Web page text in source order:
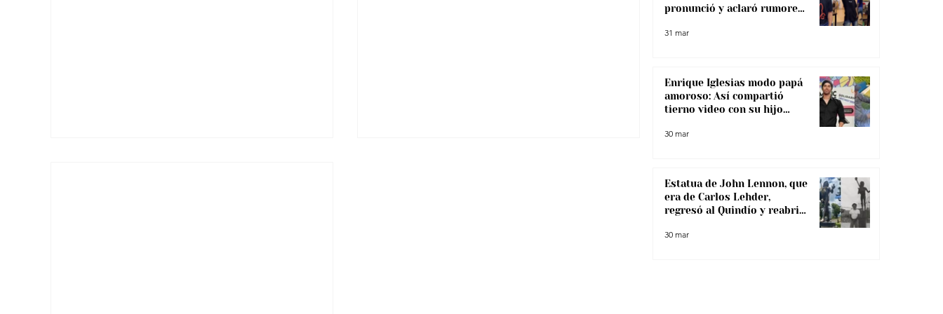
pronunció y aclaró rumores
31 mar
Enrique Iglesias modo papá
amoroso: Así compartió
tierno video con su hijo
30 mar
Estatua de John Lennon, que
era de Carlos Lehder,
regresó al Quindío y reabrió
narcotráfico
30 mar